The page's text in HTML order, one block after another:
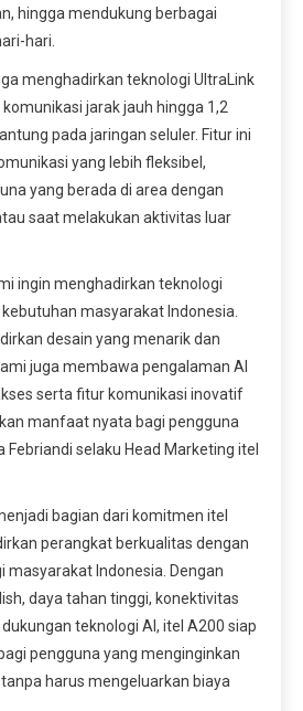
hingga mendukung berbagai
hari.
menghadirkan teknologi UltraLink
jarak jauh hingga 1,2
pada jaringan seluler. Fitur ini
yang lebih fleksibel,
yang berada di area dengan
saat melakukan aktivitas luar
ingin menghadirkan teknologi
masyarakat Indonesia.
desain yang menarik dan
juga membawa pengalaman AI
serta fitur komunikasi inovatif
manfaat nyata bagi pengguna
Febriandi selaku Head Marketing itel
bagian dari komitmen itel
perangkat berkualitas dengan
masyarakat Indonesia. Dengan
daya tahan tinggi, konektivitas
teknologi AI, itel A200 siap
pengguna yang menginginkan
harus mengeluarkan biaya